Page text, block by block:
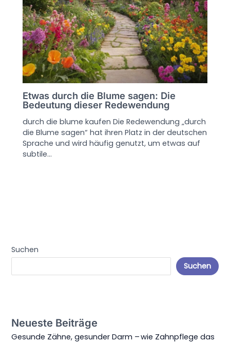
Etwas durch die Blume sagen: Die
Bedeutung dieser Redewendung
durch die blume kaufen Die Redewendung „durch
die Blume sagen“ hat ihren Platz in der deutschen
Sprache und wird häufig genutzt, um etwas auf
subtile…
Suchen
Suchen
Neueste Beiträge
Gesunde Zähne, gesunder Darm – wie Zahnpflege das